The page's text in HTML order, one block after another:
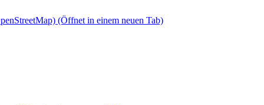
(Öffnet in einem neuen Tab)